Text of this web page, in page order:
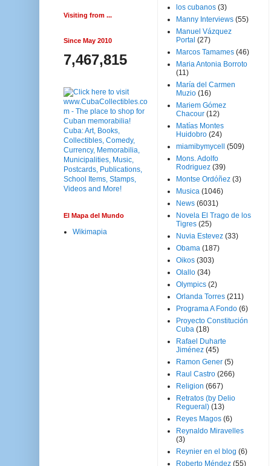
Visiting from ...
Since May 2010
7,467,815
El Mapa del Mundo
Wikimapia
los cubanos (3)
Manny Interviews (55)
Manuel Vázquez
Portal (27)
Marcos Tamames (46)
Maria Antonia Borroto
(11)
María del Carmen
Muzio (16)
Mariem Gómez
Chacour (12)
Matías Montes
Huidobro (24)
miamibymycell
(509)
Mons. Adolfo
Rodriguez (39)
Montse Ordóñez (3)
Musica (1046)
News (6031)
Novela El Trago de los
Tigres (25)
Nuvia Estevez (33)
Obama (187)
Oikos (303)
Olallo (34)
Olympics (2)
Orlanda Torres (211)
Programa A Fondo (6)
Proyecto Constitución
Cuba (18)
Rafael Duharte
Jiménez (45)
Ramon Gener (5)
Raul Castro (266)
Religion (667)
Retratos (by Delio
Regueral) (13)
Reyes Magos (6)
Reynaldo Miravelles
(3)
Reynier en el blog (6)
Roberto Méndez (55)